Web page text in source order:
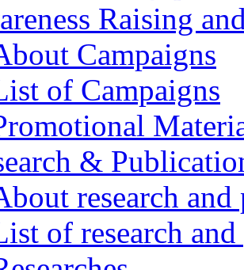
Raising
Campaigns
of Campaigns
&
research
of research